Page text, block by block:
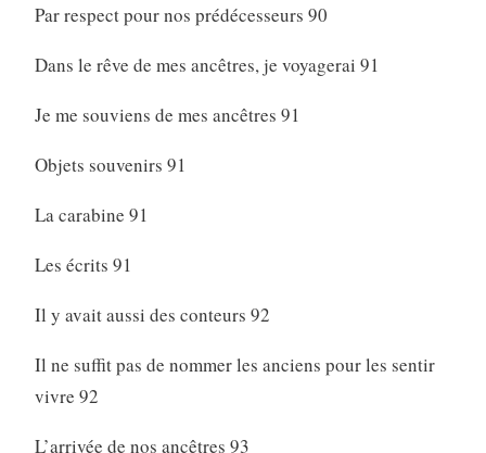
Par respect pour nos prédécesseurs 90
Dans le rêve de mes ancêtres, je voyagerai 91
Je me souviens de mes ancêtres 91
Objets souvenirs 91
La carabine 91
Les écrits 91
Il y avait aussi des conteurs 92
Il ne suffit pas de nommer les anciens pour les sentir
vivre 92
L’arrivée de nos ancêtres 93